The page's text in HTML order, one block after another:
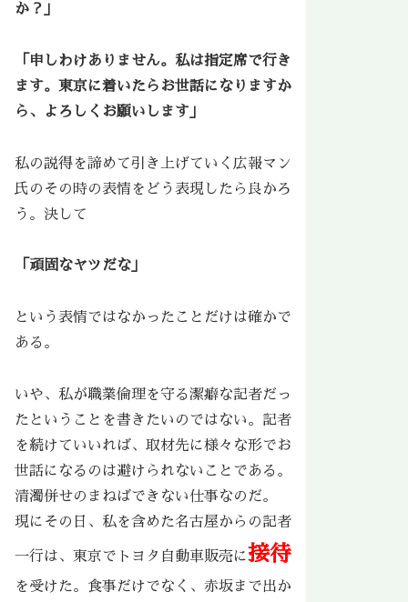
か？」
「申しわけありません。私は指定席で行き
ます。東京に着いたらお世話になりますか
ら、よろしくお願いします」
私の説得を諦めて引き上げていく広報マン
氏のその時の表情をどう表現したら良かろ
う。決して
「頑固なヤツだな」
という表情ではなかったことだけは確かで
ある。
いや、私が職業倫理を守る潔癖な記者だっ
たということを書きたいのではない。記者
を続けていいれば、取材先に様々な形でお
世話になるのは避けられないことである。
清濁併せのまねばできない仕事なのだ。
現にその日、私を含めた名古屋からの記者
一行は、東京でトヨタ自動車販売に接待
を受けた。食事だけでなく、赤坂まで出か